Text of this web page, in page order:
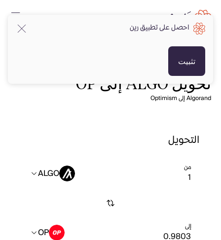
تحويل ALGO إلى OP
Algorand إلى Optimism
التحويل
من ALGO
إلى OP
احصل على تطبيق رين
تثبيت